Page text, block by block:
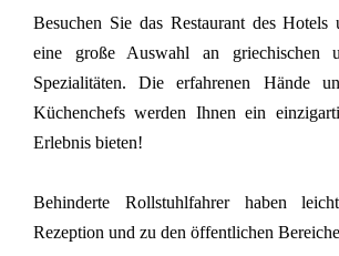
Besuchen Sie das Restaurant des Hotels
eine große Auswahl an griechischen
Spezialitäten. Die erfahrenen Hände
Küchenchefs werden Ihnen ein
Erlebnis bieten!
Behinderte Rollstuhlfahrer haben
Rezeption und zu den öffentlichen